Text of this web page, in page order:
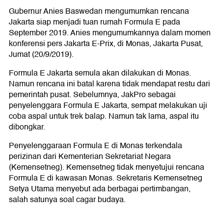
Gubernur Anies Baswedan mengumumkan rencana
Jakarta siap menjadi tuan rumah Formula E pada
September 2019. Anies mengumumkannya dalam momen
konferensi pers Jakarta E-Prix, di Monas, Jakarta Pusat,
Jumat (20/9/2019).
Formula E Jakarta semula akan dilakukan di Monas.
Namun rencana ini batal karena tidak mendapat restu dari
pemerintah pusat. Sebelumnya, JakPro sebagai
penyelenggara Formula E Jakarta, sempat melakukan uji
coba aspal untuk trek balap. Namun tak lama, aspal itu
dibongkar.
Penyelenggaraan Formula E di Monas terkendala
perizinan dari Kementerian Sekretariat Negara
(Kemensetneg). Kemensetneg tidak menyetujui rencana
Formula E di kawasan Monas. Sekretaris Kemensetneg
Setya Utama menyebut ada berbagai pertimbangan,
salah satunya soal cagar budaya.